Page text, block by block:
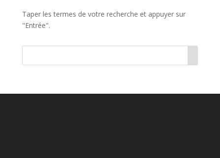
Taper les termes de votre recherche et appuyer sur
"Entrée".